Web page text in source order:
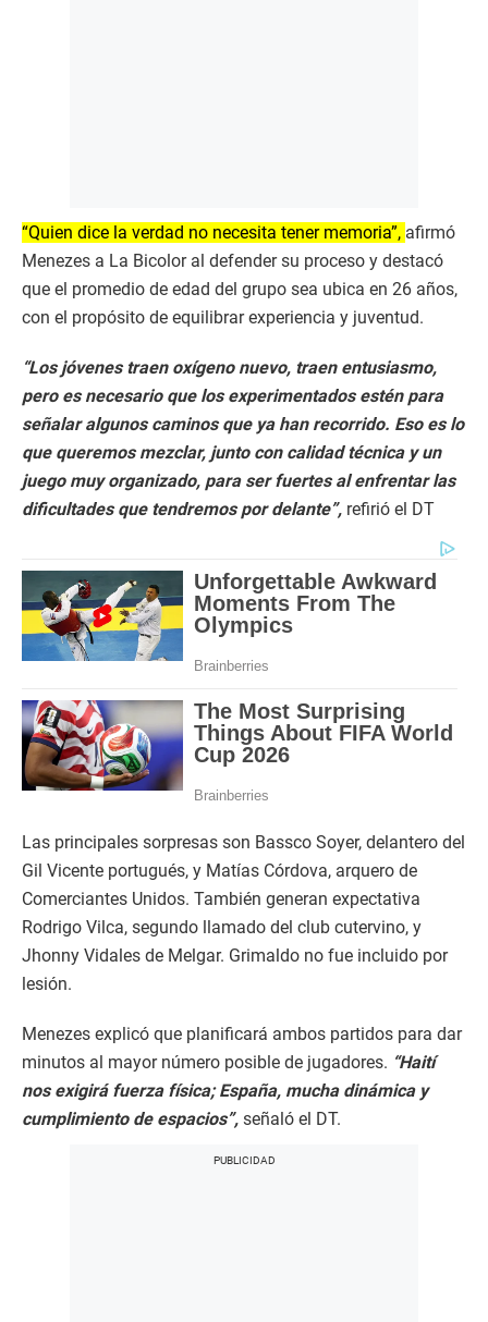
“Quien dice la verdad no necesita tener memoria”, afirmó
Menezes a La Bicolor al defender su proceso y destacó
que el promedio de edad del grupo sea ubica en 26 años,
con el propósito de equilibrar experiencia y juventud.
“Los jóvenes traen oxígeno nuevo, traen entusiasmo,
pero es necesario que los experimentados estén para
señalar algunos caminos que ya han recorrido. Eso es lo
que queremos mezclar, junto con calidad técnica y un
juego muy organizado, para ser fuertes al enfrentar las
dificultades que tendremos por delante”, refirió el DT
Las principales sorpresas son Bassco Soyer, delantero del
Gil Vicente portugués, y Matías Córdova, arquero de
Comerciantes Unidos. También generan expectativa
Rodrigo Vilca, segundo llamado del club cutervino, y
Jhonny Vidales de Melgar. Grimaldo no fue incluido por
lesión.
Menezes explicó que planificará ambos partidos para dar
minutos al mayor número posible de jugadores. “Haití
nos exigirá fuerza física; España, mucha dinámica y
cumplimiento de espacios”, señaló el DT.